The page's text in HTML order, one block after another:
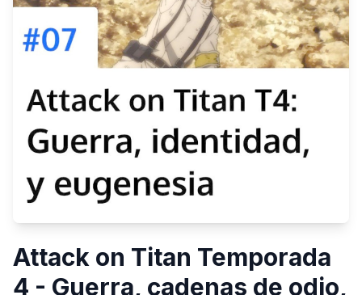
Attack on Titan Temporada
4 - Guerra, cadenas de odio,